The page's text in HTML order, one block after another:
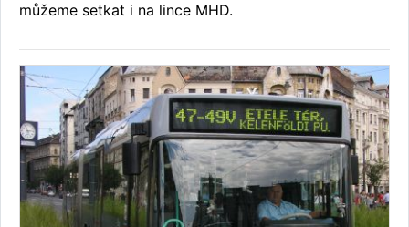
můžeme setkat i na lince MHD.